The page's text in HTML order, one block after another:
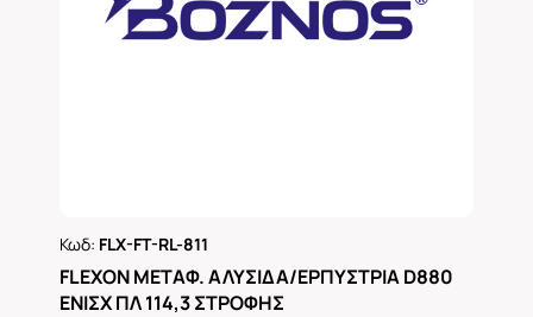
Κωδ: FLX-FT-RL-811
FLEXON ΜΕΤΑΦ. ΑΛΥΣΙΔΑ/ΕΡΠΥΣΤΡΙΑ D880
ΕΝΙΣΧ ΠΛ 114,3 ΣΤΡΟΦΗΣ